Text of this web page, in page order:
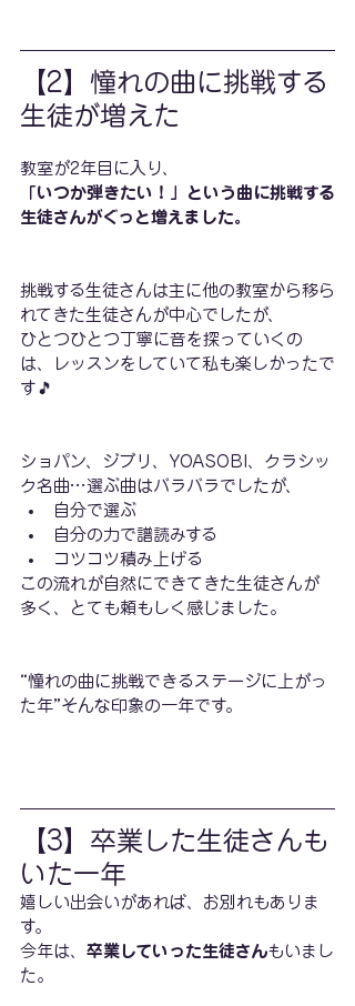
【2】憧れの曲に挑戦する
生徒が増えた
教室が2年目に入り、
「いつか弾きたい！」という曲に挑戦する
生徒さんがぐっと増えました。
挑戦する生徒さんは主に他の教室から移ら
れてきた生徒さんが中心でしたが、
ひとつひとつ丁寧に音を探っていくの
は、レッスンをしていて私も楽しかったで
す🎵
ショパン、ジブリ、YOASOBI、クラシッ
ク名曲…選ぶ曲はバラバラでしたが、
自分で選ぶ
自分の力で譜読みする
コツコツ積み上げる
この流れが自然にできてきた生徒さんが
多く、とても頼もしく感じました。
“憧れの曲に挑戦できるステージに上がっ
た年”そんな印象の一年です。
【3】卒業した生徒さんも
いた一年
嬉しい出会いがあれば、お別れもありま
す。
今年は、 卒業していった生徒さんもいまし
た。